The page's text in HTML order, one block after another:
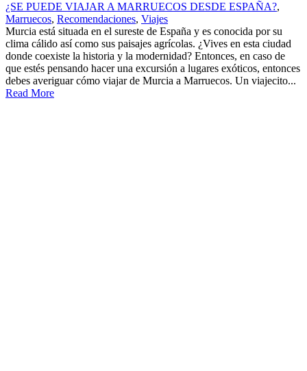
¿SE PUEDE VIAJAR A MARRUECOS DESDE ESPAÑA?,
Marruecos, Recomendaciones, Viajes
Murcia está situada en el sureste de España y es conocida por su
clima cálido así como sus paisajes agrícolas. ¿Vives en esta ciudad
donde coexiste la historia y la modernidad? Entonces, en caso de
que estés pensando hacer una excursión a lugares exóticos, entonces
debes averiguar cómo viajar de Murcia a Marruecos. Un viajecito...
Read More